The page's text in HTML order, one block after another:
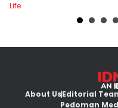
Life
About UsEditorial
Pedoman